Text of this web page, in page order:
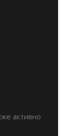
активно